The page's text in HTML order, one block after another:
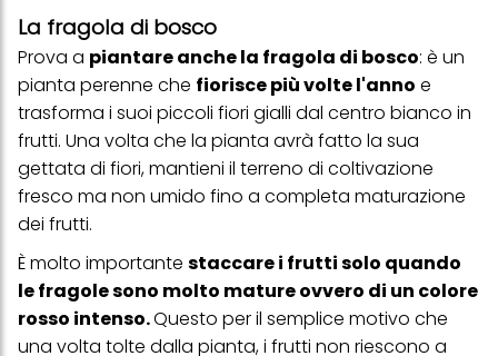
La fragola di bosco
Prova a piantare anche la fragola di bosco: è un
pianta perenne che fiorisce più volte l'anno e
trasforma i suoi piccoli fiori gialli dal centro bianco in
frutti. Una volta che la pianta avrà fatto la sua
gettata di fiori, mantieni il terreno di coltivazione
fresco ma non umido fino a completa maturazione
dei frutti.
È molto importante staccare i frutti solo quando
le fragole sono molto mature ovvero di un colore
rosso intenso.Questo per il semplice motivo che
una volta tolte dalla pianta, i frutti non riescono a